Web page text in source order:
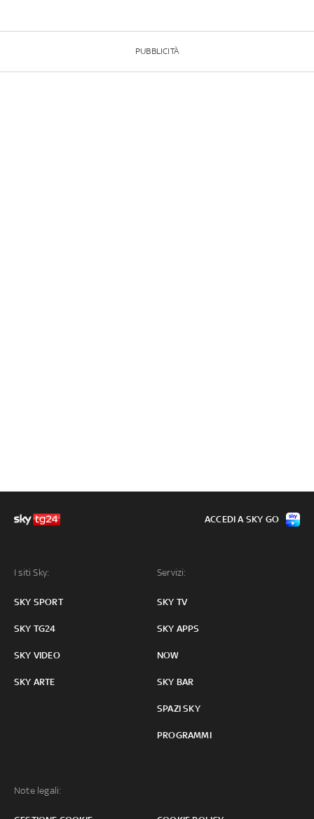
PUBBLICITÀ
I siti Sky:
SKY SPORT
SKY TG24
SKY VIDEO
SKY ARTE
Servizi:
SKY TV
SKY APPS
NOW
SKY BAR
SPAZI SKY
PROGRAMMI
Note legali:
ACCEDI A SKY GO